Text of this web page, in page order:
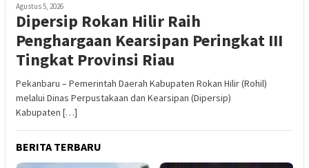
Agustus 5, 2026
Dipersip Rokan Hilir Raih
Penghargaan Kearsipan Peringkat III
Tingkat Provinsi Riau
Pekanbaru – Pemerintah Daerah Kabupaten Rokan Hilir (Rohil)
melalui Dinas Perpustakaan dan Kearsipan (Dipersip)
Kabupaten […]
BERITA TERBARU